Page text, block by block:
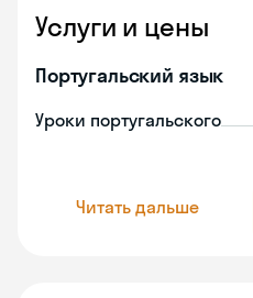
Услуги и цены
Португальский язык
Уроки португальского
Читать дальше